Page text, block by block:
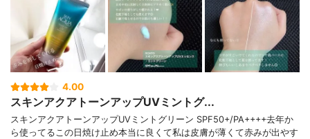
4.00
スキンアクアトーンアップUVミントグ...
スキンアクアトーンアップUVミントグリーン SPF50+/PA++++去年か
ら使ってるこの日焼け止め本当に良くて私は皮膚が薄くて赤みが出やす